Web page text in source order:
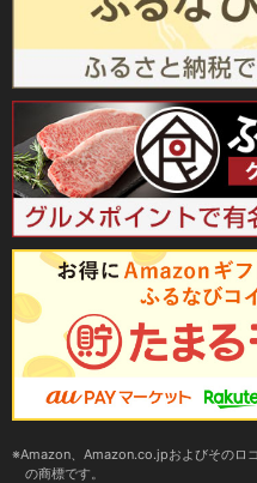
Amazon、Amazon.co.jpおよびそのロ
の商標です。